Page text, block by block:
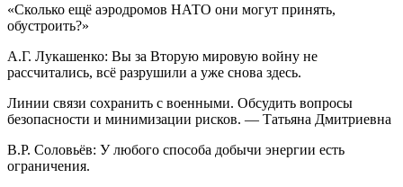
«Сколько ещё аэродромов НАТО они могут принять,
обустроить?»
А.Г. Лукашенко: Вы за Вторую мировую войну не
рассчитались, всё разрушили а уже снова здесь.
Линии связи сохранить с военными. Обсудить вопросы
безопасности и минимизации рисков. — Татьяна Дмитриевна
В.Р. Соловьёв: У любого способа добычи энергии есть
ограничения.